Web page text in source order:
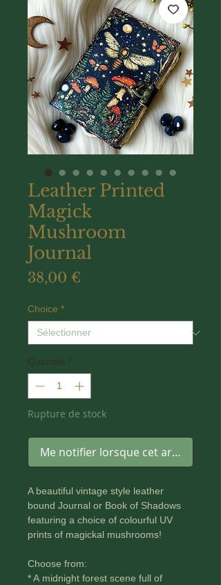
Leather Printed
Magick
Mushroom
Journal
38,00 €
Choice *
Quantité *
Rupture de stock
Me notifier lorsque cet article est
A beautiful vintage style leather
bound Journal or Book of Shadows
featuring a choice of colourful UV
prints of magickal mushrooms!
Choose from:
* A midnight forest scene full of